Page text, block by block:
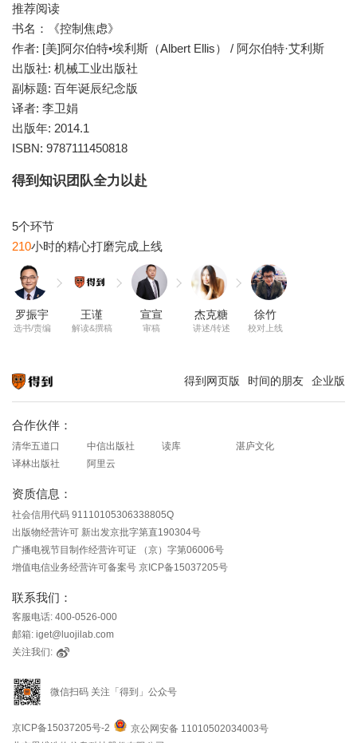
推荐阅读
书名：《控制焦虑》
作者: [美]阿尔伯特•埃利斯（Albert Ellis） / 阿尔伯特·艾利斯
出版社: 机械工业出版社
副标题: 百年诞辰纪念版
译者: 李卫娟
出版年: 2014.1
ISBN: 9787111450818
得到知识团队全力以赴
210
罗振宇
选书/责编
王谨
解读&撰稿
宣宣
审稿
杰克糖
讲述/转述
徐竹
校对上线
得到网页版 时间的朋友 企业版
合作伙伴：
清华五道口 中信出版社 读库
湛庐文化
译林出版社
阿里云
资质信息：
社会信用代码 91110105306338805Q
出版物经营许可 新出发京批字第直190304号
广播电视节目制作经营许可证 （京）字第06006号
增值电信业务经营许可备案号 京ICP备15037205号
联系我们：
客服电话: 400-0526-000
邮箱: iget@luojilab.com
关注我们:
微信扫码 关注「得到」公众号
京ICP备15037205号-2
京公网安备 11010502034003号